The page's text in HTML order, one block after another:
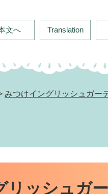
文へ Translation
補
みつけイングリッシュガー
リッシュガ